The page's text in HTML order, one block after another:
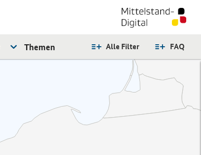
FAQ
Alle Filter
Themen